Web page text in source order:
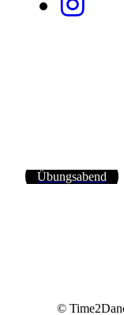
Übungsabend
©